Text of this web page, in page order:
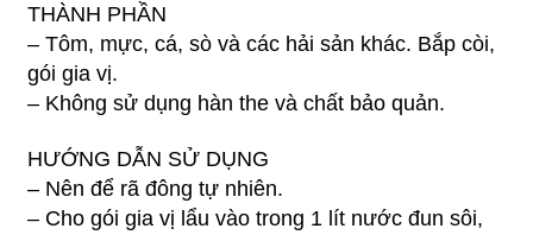
THÀNH PHẦN
– Tôm, mực, cá, sò và các hải sản khác. Bắp còi,
gói gia vị.
– Không sử dụng hàn the và chất bảo quản.
HƯỚNG DẪN SỬ DỤNG
– Nên để rã đông tự nhiên.
– Cho gói gia vị lẩu vào trong 1 lít nước đun sôi,